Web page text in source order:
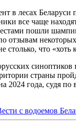
в лесах Беларуси
все чаще
пошли
отзывам
столько, что «хоть
страны
2024 года, судя по
с водоемов